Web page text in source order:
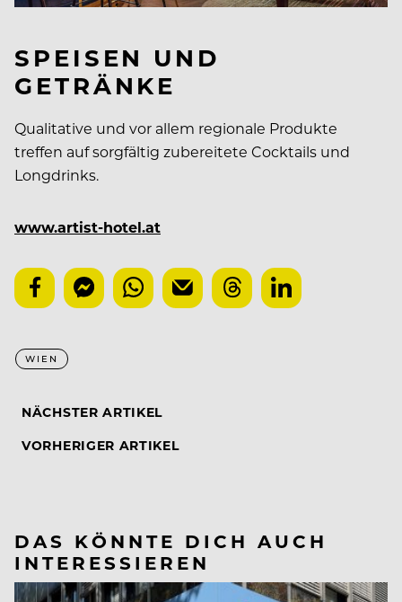
SPEISEN UND
GETRÄNKE
Qualitative und vor allem regionale Produkte
treffen auf sorgfältig zubereitete Cocktails und
Longdrinks.
www.artist-hotel.at
WIEN
NÄCHSTER ARTIKEL
VORHERIGER ARTIKEL
DAS KÖNNTE DICH AUCH
INTERESSIEREN